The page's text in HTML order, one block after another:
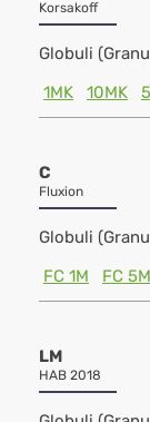
Korsakoff
Globuli
1MK
10MK
C
Fluxion
Globuli
FC 1M
FC 5M
LM
HAB 2018